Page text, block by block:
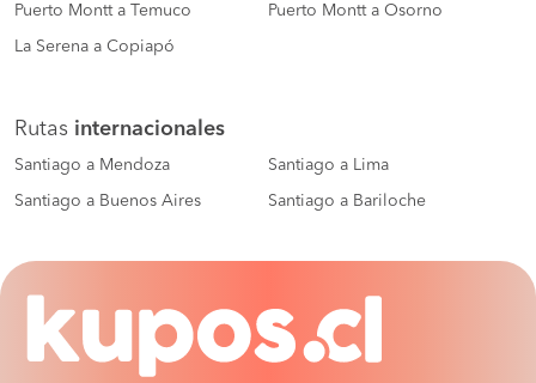
Puerto Montt a Temuco Puerto Montt a Osorno
La Serena a Copiapó
Rutas internacionales
Santiago a Mendoza Santiago a Lima
Santiago a Buenos Aires Santiago a Bariloche